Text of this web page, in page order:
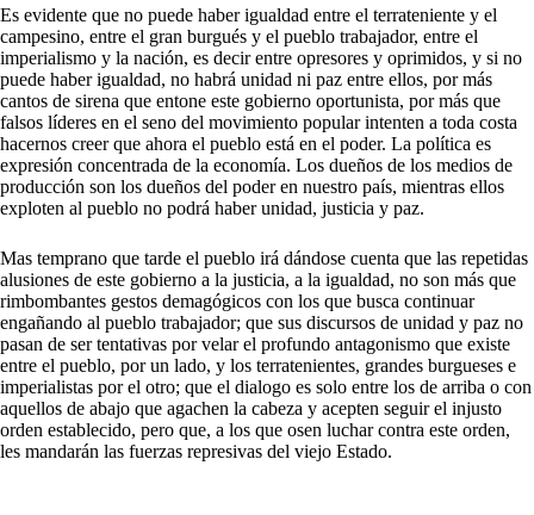
Es evidente que no puede haber igualdad entre el terrateniente y el
campesino, entre el gran burgués y el pueblo trabajador, entre el
imperialismo y la nación, es decir entre opresores y oprimidos, y si no
puede haber igualdad, no habrá unidad ni paz entre ellos, por más
cantos de sirena que entone este gobierno oportunista, por más que
falsos líderes en el seno del movimiento popular intenten a toda costa
hacernos creer que ahora el pueblo está en el poder. La política es
expresión concentrada de la economía. Los dueños de los medios de
producción son los dueños del poder en nuestro país, mientras ellos
exploten al pueblo no podrá haber unidad, justicia y paz.
Mas temprano que tarde el pueblo irá dándose cuenta que las repetidas
alusiones de este gobierno a la justicia, a la igualdad, no son más que
rimbombantes gestos demagógicos con los que busca continuar
engañando al pueblo trabajador; que sus discursos de unidad y paz no
pasan de ser tentativas por velar el profundo antagonismo que existe
entre el pueblo, por un lado, y los terratenientes, grandes burgueses e
imperialistas por el otro; que el dialogo es solo entre los de arriba o con
aquellos de abajo que agachen la cabeza y acepten seguir el injusto
orden establecido, pero que, a los que osen luchar contra este orden,
les mandarán las fuerzas represivas del viejo Estado.